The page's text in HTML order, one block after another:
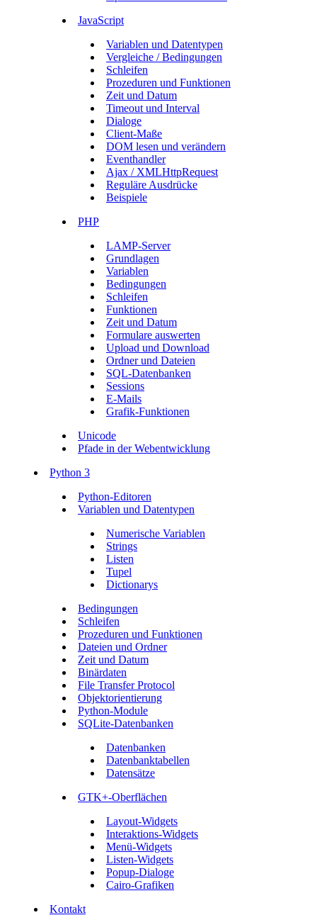
JavaScript
Variablen und Datentypen
Vergleiche / Bedingungen
Schleifen
Prozeduren und Funktionen
Zeit und Datum
Timeout und Interval
Dialoge
Client-Maße
DOM lesen und verändern
Eventhandler
Ajax / XMLHttpRequest
Reguläre Ausdrücke
Beispiele
PHP
LAMP-Server
Grundlagen
Variablen
Bedingungen
Schleifen
Funktionen
Zeit und Datum
Formulare auswerten
Upload und Download
Ordner und Dateien
SQL-Datenbanken
Sessions
E-Mails
Grafik-Funktionen
Unicode
Pfade in der Webentwicklung
Python 3
Python-Editoren
Variablen und Datentypen
Numerische Variablen
Strings
Listen
Tupel
Dictionarys
Bedingungen
Schleifen
Prozeduren und Funktionen
Dateien und Ordner
Zeit und Datum
Binärdaten
File Transfer Protocol
Objektorientierung
Python-Module
SQLite-Datenbanken
Datenbanken
Datenbanktabellen
Datensätze
GTK+-Oberflächen
Layout-Widgets
Interaktions-Widgets
Menü-Widgets
Listen-Widgets
Popup-Dialoge
Cairo-Grafiken
Kontakt